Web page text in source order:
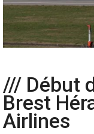
/// Début
Brest
Airlines